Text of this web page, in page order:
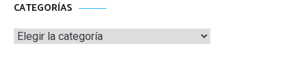
CATEGORÍAS
Categorías